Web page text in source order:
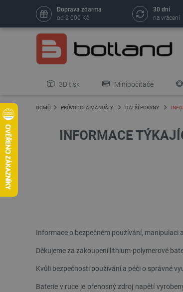
Doprava zdarma
od 2 000 Kč
30 dní
na vrácení
3D tisk Minipočítače
DOMŮ PRŮVODCI A MANUÁLY DALŠÍ POKYNY
INFORMACE
Informace o bezpečném používání,
Děkujeme za zakoupení lithium-polymerové
Kvůli bezpečnosti používání a péči o správné
Baterie v ruce je přenosný zdroj napětí